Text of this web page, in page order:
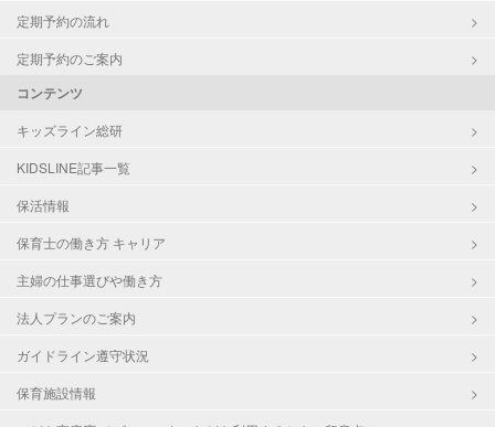
定期予約の流れ
定期予約のご案内
コンテンツ
キッズライン総研
KIDSLINE記事一覧
保活情報
保育士の働き方 キャリア
主婦の仕事選びや働き方
法人プランのご案内
ガイドライン遵守状況
保育施設情報